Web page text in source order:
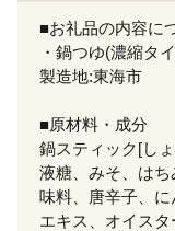
■お礼品の内容に
・鍋つゆ(濃縮タ
製造地:東海市
■原材料・成分
鍋スティック[し
液糖、みそ、は
味料、唐辛子、
エキス、オイス